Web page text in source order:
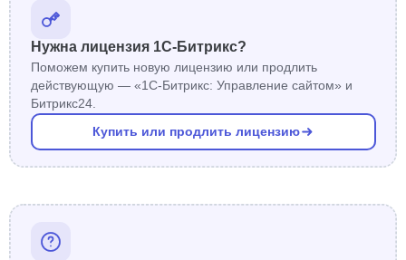
Нужна лицензия 1С-Битрикс?
Поможем купить новую лицензию или продлить
действующую — «1С-Битрикс: Управление сайтом» и
Битрикс24.
Купить или продлить лицензию